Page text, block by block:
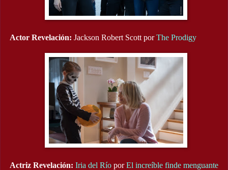
Actor Revelación: Jackson Robert Scott porThe Prodigy
Actriz Revelación: Iria del Río porEl increíble finde menguante